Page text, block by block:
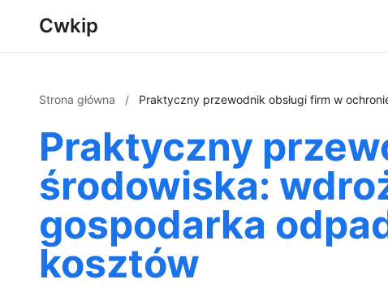
Cwkip
Strona główna / Praktyczny przewodnik obsługi firm w
Praktyczny
środowiska:
gospodarka
kosztów